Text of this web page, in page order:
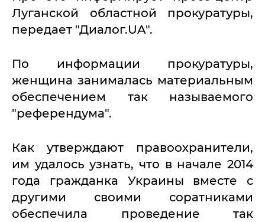
Луганской областной прокуратуры,
передает "Диалог.UA".
По информации прокуратуры,
женщина занималась материальным
обеспечением так называемого
"референдума".
Как утверждают правоохранители,
им удалось узнать, что в начале 2014
года гражданка Украины вместе с
другими своими соратниками
обеспечила проведение так